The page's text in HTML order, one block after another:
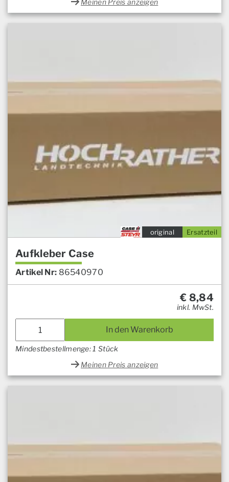
Meinen Preis anzeigen
Ersatzteil
original
Aufkleber Case
Artikel Nr: 86540970
€ 8,84
inkl. MwSt.
In den Warenkorb
Mindestbestellmenge: 1 Stück
Meinen Preis anzeigen